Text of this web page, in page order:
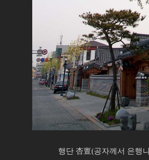
행단 杏亶(공자께서 은행